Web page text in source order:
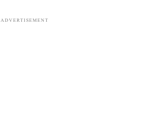
ADVERTISEMENT